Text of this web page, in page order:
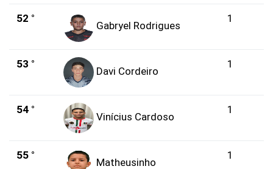
52 °
Gabryel Rodrigues
1
53 °
Davi Cordeiro
1
54 °
Vinícius Cardoso
1
55 °
Matheusinho
1